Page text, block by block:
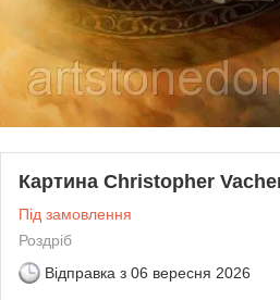
Картина Christopher
Під замовлення
Роздріб
Відправка з 06 вересня 2026